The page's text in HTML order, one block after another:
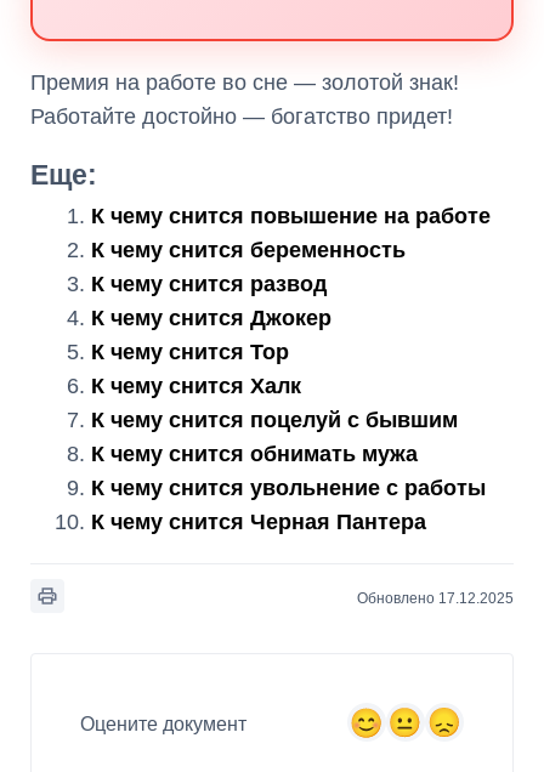
Премия на работе во сне — золотой знак!
Работайте достойно — богатство придет!
Еще:
К чему снится повышение на работе
К чему снится беременность
К чему снится развод
К чему снится Джокер
К чему снится Тор
К чему снится Халк
К чему снится поцелуй с бывшим
К чему снится обнимать мужа
К чему снится увольнение с работы
К чему снится Черная Пантера
Обновлено 17.12.2025
Оцените документ